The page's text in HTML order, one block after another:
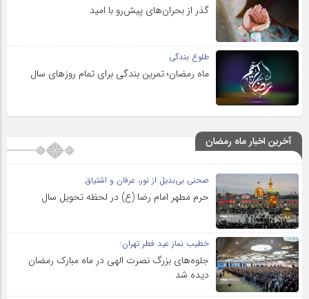
گذر از بحران‌های پیش‌رو با امید
طلوع بندگی
ماه رمضان؛ تمرین بندگی برای تمام روزهای سال
آخرین اخبار ماه رمضان
صحنی بی‌بدیل از نور، عرفان و اشتیاق
حرم مطهر امام رضا (ع) در لحظه تحویل سال
خطیب نماز عید فطر تهران:
جلوه‌های بزرگ نصرت الهی در ماه مبارک رمضان
دیده شد